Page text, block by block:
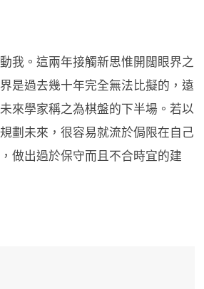
我。這兩年接觸新思惟開闊眼界之
是過去幾十年完全無法比擬的，遠
來學家稱之為棋盤的下半場。若以
劃未來，很容易就流於侷限在自己
做出過於保守而且不合時宜的建